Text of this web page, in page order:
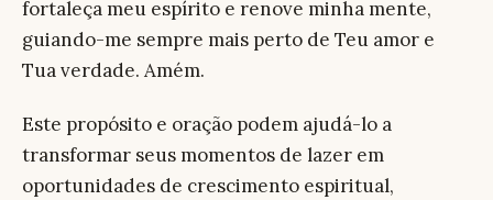
fortaleça meu espírito e renove minha mente,
guiando-me sempre mais perto de Teu amor e
Tua verdade. Amém.
Este propósito e oração podem ajudá-lo a
transformar seus momentos de lazer em
oportunidades de crescimento espiritual,